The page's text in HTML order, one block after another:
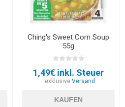
Ching's Sweet Corn Soup
55g
1,49€ inkl. Steuer
exklusive Versand
KAUFEN